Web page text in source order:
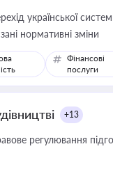
української
нормативні зміни
Фінансові
послуги
+13
регулювання